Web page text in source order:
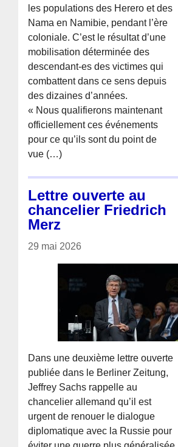
les populations des Herero et des
Nama en Namibie, pendant l’ère
coloniale. C’est le résultat d’une
mobilisation déterminée des
descendant-es des victimes qui
combattent dans ce sens depuis
des dizaines d’années.
« Nous qualifierons maintenant
officiellement ces événements
pour ce qu’ils sont du point de
vue (…)
Lettre ouverte au
chancelier Friedrich
Merz
29 mai 2026
Dans une deuxième lettre ouverte
publiée dans le Berliner Zeitung,
Jeffrey Sachs rappelle au
chancelier allemand qu’il est
urgent de renouer le dialogue
diplomatique avec la Russie pour